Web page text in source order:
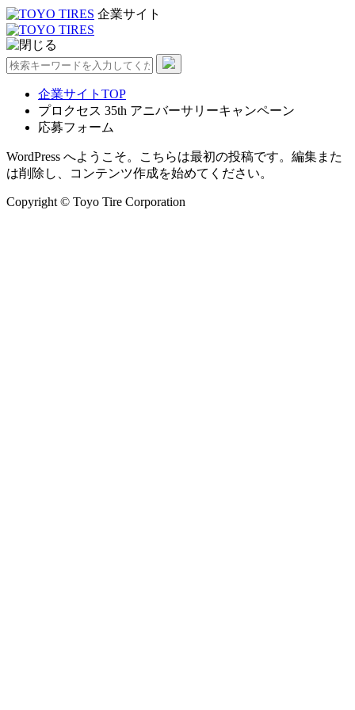
企業サイト
企業サイトTOP
プロクセス 35th アニバーサリーキャンペーン
応募フォーム
WordPress へようこそ。こちらは最初の投稿です。編集また
は削除し、コンテンツ作成を始めてください。
Copyright © Toyo Tire Corporation